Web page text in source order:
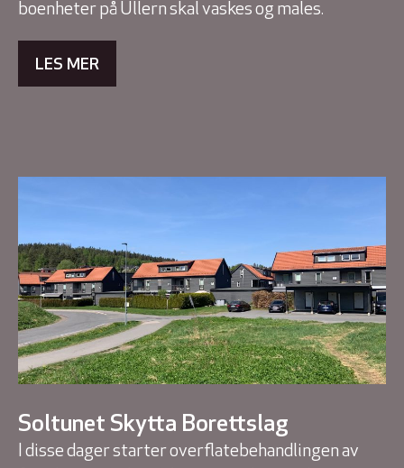
boenheter på Ullern skal vaskes og males.
LES MER
Soltunet Skytta Borettslag
I disse dager starter overflatebehandlingen av